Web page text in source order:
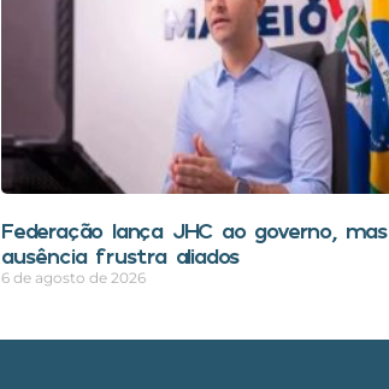
Federação lança JHC ao governo, mas
ausência frustra aliados
6 de agosto de 2026